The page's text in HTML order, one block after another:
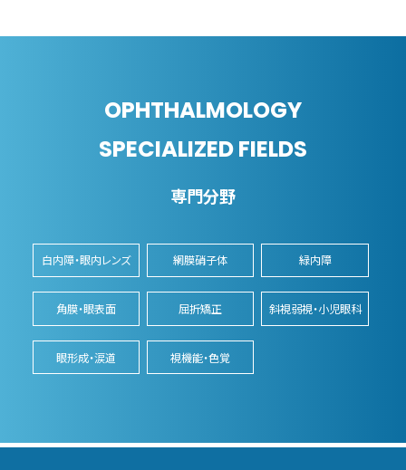
OPHTHALMOLOGY
SPECIALIZED FIELDS
専門分野
白内障・眼内レンズ 網膜硝子体 緑内障
角膜・眼表面 屈折矯正 斜視弱視・小児眼科
眼形成・涙道 視機能・色覚